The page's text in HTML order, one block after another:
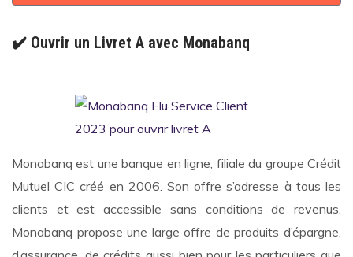
✔️ Ouvrir un Livret A avec Monabanq
Monabanq est une banque en ligne, filiale du groupe Crédit
Mutuel CIC créé en 2006. Son offre s’adresse à tous les
clients et est accessible sans conditions de revenus.
Monabanq propose une large offre de produits d’épargne,